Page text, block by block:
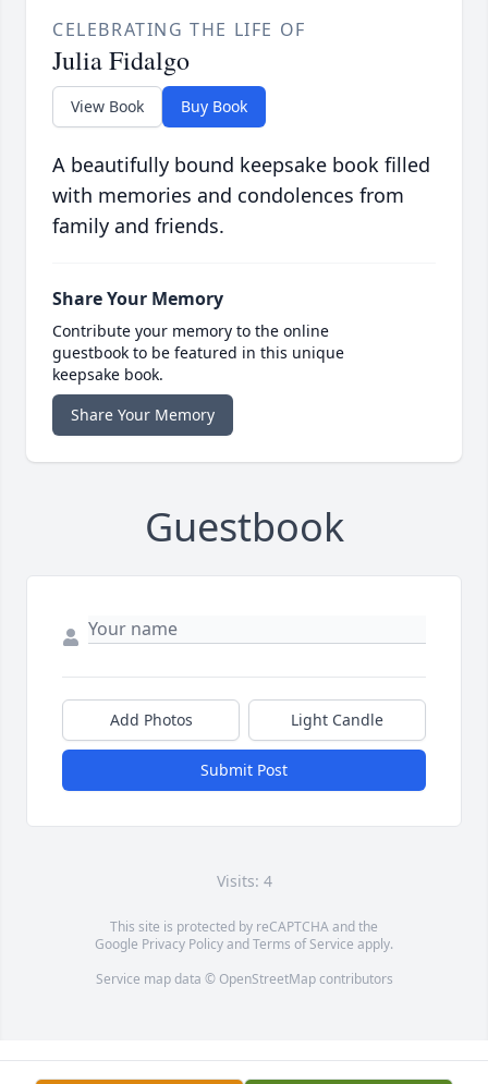
CELEBRATING THE LIFE OF
Julia Fidalgo
View Book Buy Book
A beautifully bound keepsake book filled
with memories and condolences from
family and friends.
Share Your Memory
Contribute your memory to the online
guestbook to be featured in this unique
keepsake book.
Share Your Memory
Guestbook
Add Photos Light Candle
Submit Post
Visits: 4
This site is protected by reCAPTCHA and the
Google Privacy PolicyandTerms of Service apply.
Service map data © OpenStreetMapcontributors